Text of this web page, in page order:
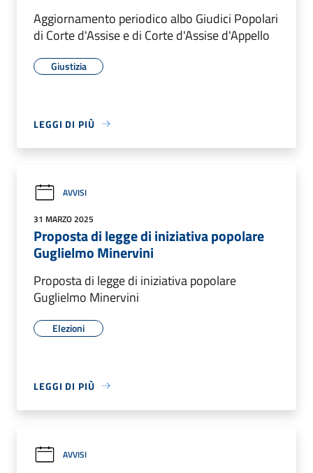
Aggiornamento periodico albo Giudici Popolari
di Corte d'Assise e di Corte d'Assise d'Appello
Giustizia
LEGGI DI PIÙ
AVVISI
31 MARZO 2025
Proposta di legge di iniziativa popolare
Guglielmo Minervini
Proposta di legge di iniziativa popolare
Guglielmo Minervini
Elezioni
LEGGI DI PIÙ
AVVISI